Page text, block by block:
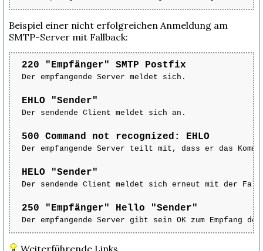
Beispiel einer nicht erfolgreichen Anmeldung am
SMTP-Server mit Fallback:
220 "Empfänger" SMTP Postfix
Der empfangende Server meldet sich.
EHLO "Sender"
Der sendende Client meldet sich an.
500 Command not recognized: EHLO
Der empfangende Server teilt mit, dass er das
HELO "Sender"
Der sendende Client meldet sich erneut mit der
250 "Empfänger" Hello "Sender"
Der empfangende Server gibt sein OK zum Empfang
Weiterführende Links